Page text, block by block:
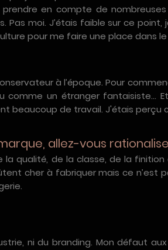
en compte de
Pas moi. J’étais faible sur ce
pour me faire une place dans le
à l’époque. Pour
comme un étranger fantaisiste...
beaucoup de travail. J'étais perçu
allez-vous
qualité, de la classe, de la
cher à fabriquer mais ce n’est
ni du branding. Mon défaut